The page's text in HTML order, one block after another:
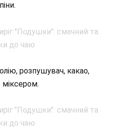
розпушувач, какао,